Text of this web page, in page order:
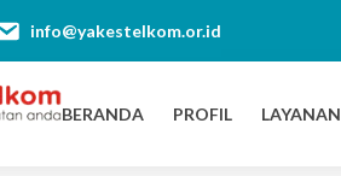
info@yakestelkom.or.id
BERANDA PROFIL LAYANAN